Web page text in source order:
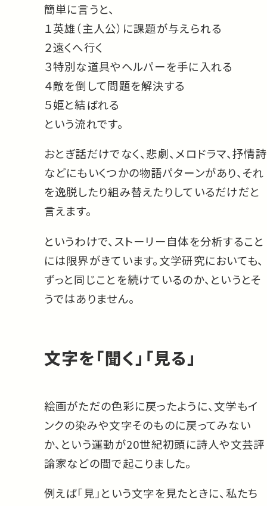
簡単に言うと、
１英雄（主人公）に課題が与えられる
２遠くへ行く
３特別な道具やヘルパーを手に入れる
４敵を倒して問題を解決する
５姫と結ばれる
という流れです。
おとぎ話だけでなく、悲劇、メロドラマ、抒情詩
などにもいくつかの物語パターンがあり、それ
を逸脱したり組み替えたりしているだけだと
言えます。
というわけで、ストーリー自体を分析すること
には限界がきています。文学研究においても、
ずっと同じことを続けているのか、というとそ
うではありません。
文字を「聞く」「見る」
絵画がただの色彩に戻ったように、文学もイ
ンクの染みや文字そのものに戻ってみない
か、という運動が20世紀初頭に詩人や文芸評
論家などの間で起こりました。
例えば「見」という文字を見たときに、私たち